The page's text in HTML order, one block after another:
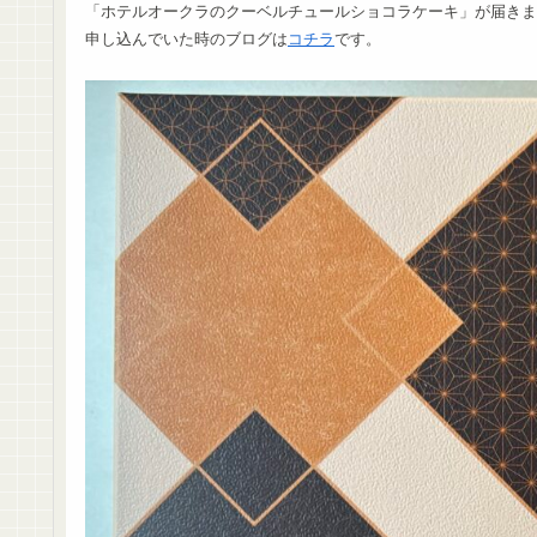
「ホテルオークラのクーベルチュールショコラケーキ」が届き
申し込んでいた時のブログは コチラです。